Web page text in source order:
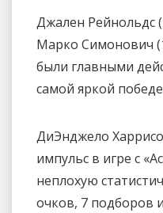
Джален Рейнольдс
Марко Симонович
были главными
самой яркой
ДиЭнджело
импульс в игре с
неплохую
очков, 7 подборов